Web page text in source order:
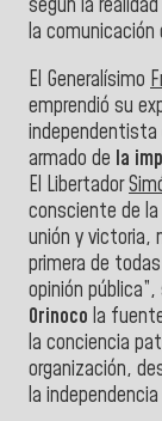
según la
la comunicación
El Generalísimo
emprendió su
armado de la
El Libertador
consciente de
unión y victoria,
primera de
opinión pública”,
Orinoco la
la conciencia
organización,
la